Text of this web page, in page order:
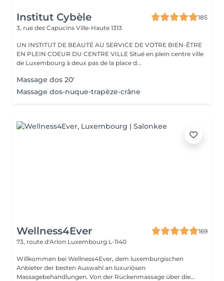
Institut Cybèle
185
3, rue des Capucins Ville-Haute 1313
UN INSTITUT DE BEAUTÉ AU SERVICE DE VOTRE BIEN-ÊTRE
EN PLEIN COEUR DU CENTRE VILLE Situé en plein centre ville
de Luxembourg à deux pas de la place d...
Massage dos 20'
Massage dos-nuque-trapèze-crâne
Wellness4Ever
169
73, route d'Arlon Luxembourg L-1140
Willkommen bei Wellness4Ever, dem luxemburgischen
Anbieter der besten Auswahl an luxuriösen
Massagebehandlungen. Von der Rückenmassage über die